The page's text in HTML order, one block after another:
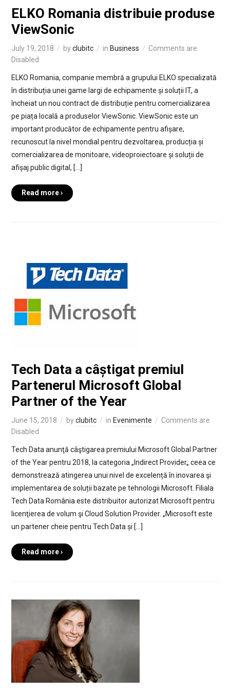
ELKO Romania distribuie produse
ViewSonic
July 19, 2018 byclubitc in Business
Comments are
Disabled
ELKO Romania, companie membră a grupului ELKO specializată
în distribuția unei game largi de echipamente și soluții IT, a
încheiat un nou contract de distribuție pentru comercializarea
pe piața locală a produselor ViewSonic. ViewSonic este un
important producător de echipamente pentru afișare,
recunoscut la nivel mondial pentru dezvoltarea, producția și
comercializarea de monitoare, videoproiectoare și soluții de
afișaj public digital, […]
Read more ›
Tech Data a câștigat premiul
Partenerul Microsoft Global
Partner of the Year
June 15, 2018 byclubitc in Evenimente
Comments are
Disabled
Tech Data anunţă câştigarea premiului Microsoft Global Partner
of the Year pentru 2018, la categoria „Indirect Provider„ ceea ce
demonstrează atingerea unui nivel de excelență în inovarea şi
implementarea de soluții bazate pe tehnologii Microsoft. Filiala
Tech Data România este distribuitor autorizat Microsoft pentru
licenţierea de volum şi Cloud Solution Provider. „Microsoft este
un partener cheie pentru Tech Data și […]
Read more ›